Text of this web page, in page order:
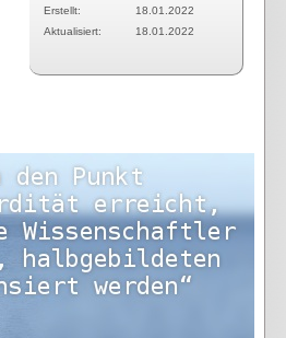
Erstellt:
18.01.2022
Aktualisiert:
18.01.2022